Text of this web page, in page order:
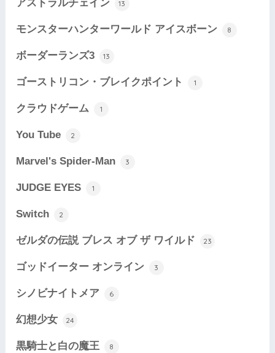
アストラルチェイン 13
モンスターハンターワールド アイスボーン 8
ボーダーランズ3 13
ゴーストリコン・ブレイクポイント 1
クラウドゲーム 1
You Tube 2
Marvel's Spider-Man 3
JUDGE EYES 1
Switch 2
ゼルダの伝説 ブレス オブ ザ ワイルド 23
ゴッドイーター オンライン 3
シノビナイトメア 6
幻想少女 24
黒騎士と白の魔王 8